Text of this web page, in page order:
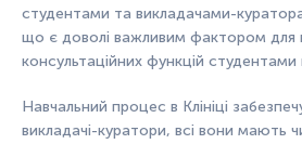
студентами та викладачами-
що є доволі важливим фактором для
консультаційних функцій студентами
Навчальний процес в Клініці
викладачі-куратори, всі вони мають